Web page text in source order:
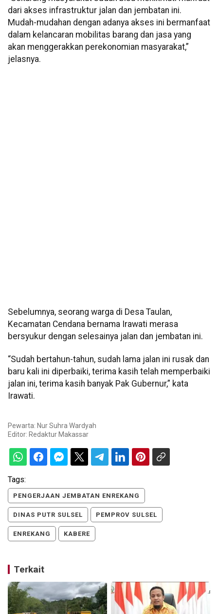
dari akses infrastruktur jalan dan jembatan ini.
Mudah-mudahan dengan adanya akses ini bermanfaat
dalam kelancaran mobilitas barang dan jasa yang
akan menggerakkan perekonomian masyarakat,”
jelasnya.
Sebelumnya, seorang warga di Desa Taulan,
Kecamatan Cendana bernama Irawati merasa
bersyukur dengan selesainya jalan dan jembatan ini.
“Sudah bertahun-tahun, sudah lama jalan ini rusak dan
baru kali ini diperbaiki, terima kasih telah memperbaiki
jalan ini, terima kasih banyak Pak Gubernur,” kata
Irawati.
Pewarta: Nur Suhra Wardyah
Editor: Redaktur Makassar
Tags:
PENGERJAAN JEMBATAN ENREKANG
DINAS PUTR SULSEL PEMPROV SULSEL
ENREKANG KABERE
Terkait